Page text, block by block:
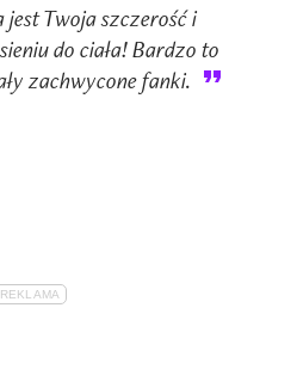
jest Twoja szczerość i
do ciała! Bardzo to
zachwycone fanki.